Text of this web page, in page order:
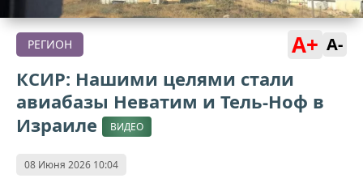
РЕГИОН A+ A-
КСИР: Нашими целями стали
авиабазы Неватим и Тель-Ноф в
Израиле
ВИДЕО
08 Июня 2026 10:04